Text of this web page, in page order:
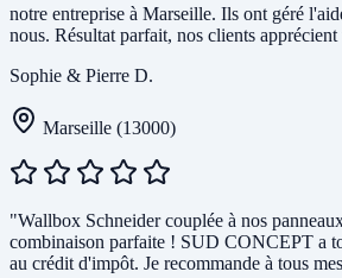
notre entreprise à Marseille. Ils ont géré
nous. Résultat parfait, nos clients
Sophie & Pierre D.
Marseille (13000)
"Wallbox Schneider couplée à nos
combinaison parfaite ! SUD CONCEPT a
au crédit d'impôt. Je recommande à tous